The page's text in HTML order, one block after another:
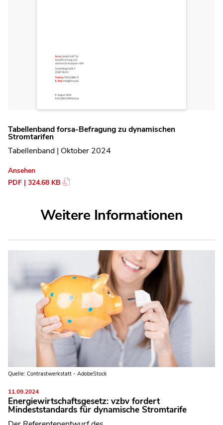
Tabellenband forsa-Befragung zu dynamischen
Stromtarifen
Tabellenband | Oktober 2024
Ansehen
PDF | 324.68 KB
Weitere Informationen
Quelle: Contrastwerkstatt - AdobeStock
11.09.2024
Energiewirtschaftsgesetz: vzbv fordert
Mindeststandards für dynamische Stromtarife